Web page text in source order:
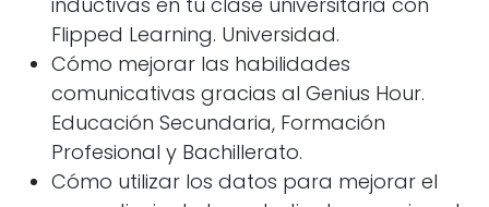
Flipped Learning. Universidad.
Cómo mejorar las habilidades
comunicativas gracias al Genius Hour.
Educación Secundaria, Formación
Profesional y Bachillerato.
Cómo utilizar los datos para mejorar el